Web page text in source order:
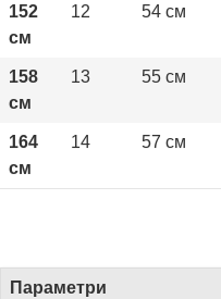
152
см
12 54 см
158
см
13 55 см
164
см
14 57 см
Параметри